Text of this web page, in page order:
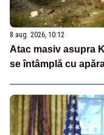
8 aug. 2026, 10:12
Atac masiv asupra
se întâmplă cu